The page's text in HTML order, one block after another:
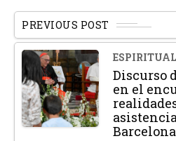
PREVIOUS POST
Discurso
en el
Barcelona